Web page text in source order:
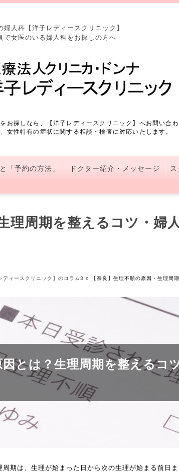
婦人科【洋子レディースクリニック】
で女医のいる婦人科をお探しの方へ
お探しなら、【洋子レディースクリニック】へお問い合わ
女性特有の症状に関する相談・検査に対応いたします。
「予約の方法」 ドクター紹介・メッセージ
理周期を整えるコツ・婦
ディースクリニック】のコラム3 » 【奈良】生理不順の原因・生理周
因とは？生理周期を整えるコ
期は、生理が始まった日から次の生理が始まる前日